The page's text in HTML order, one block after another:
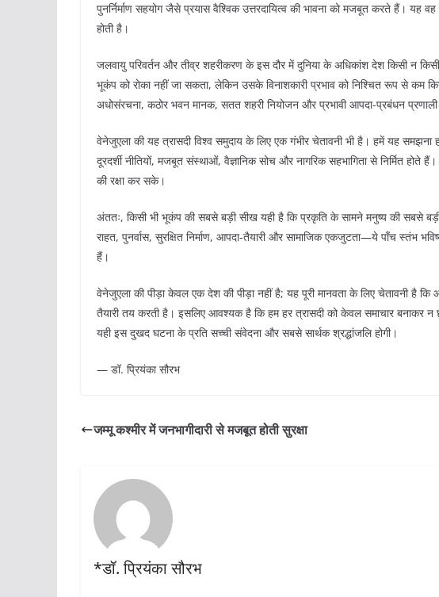
पुनर्निर्माण सहयोग जैसे प्रयास वैश्विक उत्तरदायित्व की भावना को मजबूत करते हैं। यह
होती है।
जलवायु परिवर्तन और तीव्र शहरीकरण के इस दौर में दुनिया के अधिकांश देश किसी न
भूकंप को रोका नहीं जा सकता, लेकिन उसके विनाशकारी प्रभाव को निश्चित रूप से कम
अधोसंरचना, कठोर भवन मानक, सतत शहरी नियोजन और प्रभावी आपदा-प्रबंधन
वेनेजुएला की यह त्रासदी विश्व समुदाय के लिए एक गंभीर चेतावनी भी है। हमें यह समझना
दूरदर्शी नीतियों, मजबूत संस्थाओं, वैज्ञानिक सोच और नागरिक सहभागिता से निर्मित
की रक्षा कर सके।
अंततः, किसी भी भूकंप की सबसे बड़ी सीख यही है कि प्रकृति के सामने मनुष्य की सबसे
राहत, पुनर्वास, सुरक्षित निर्माण, आपदा-तैयारी और सामाजिक एकजुटता—ये पाँच स्तंभ
हैं।
वेनेजुएला की पीड़ा केवल एक देश की पीड़ा नहीं है; यह पूरी मानवता के लिए चेतावनी है कि
तैयारी तय करती है। इसलिए आवश्यक है कि हम हर त्रासदी को केवल समाचार बनाकर न
यही इस दुखद घटना के प्रति सच्ची संवेदना और सबसे सार्थक श्रद्धांजलि होगी।
— डॉ. प्रियंका सौरभ
जम्मू कश्मीर में जनभागीदारी से मजबूत होती सुरक्षा
*डॉ. प्रियंका सौरभ